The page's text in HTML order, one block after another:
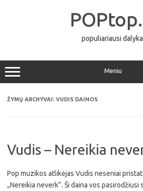
populiariausi
Meniu
ŽYMŲ ARCHYVAI: VUDIS DAINOS
Vudis – Nereikia
Pop muzikos atlikėjas Vudis neseniai
„Nereikia neverk”. Ši daina vos